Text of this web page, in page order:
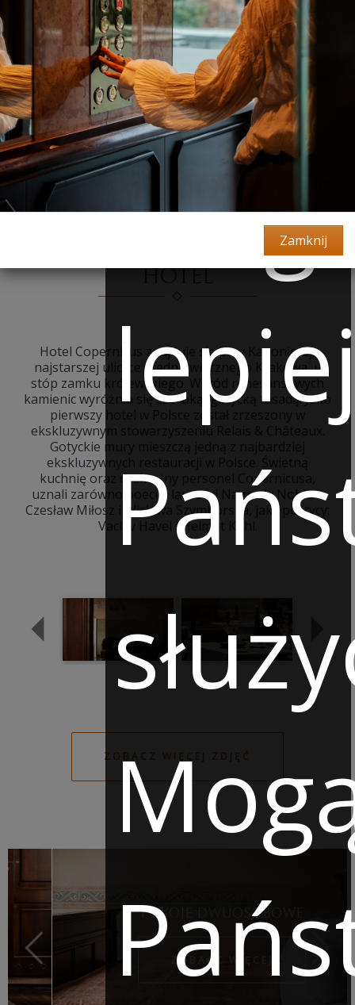
NAJLEPSZE CENY. NAJLEPSZE OFERTY.
BOOK ONLINE
HOTEL COPERNICUS
HOTEL
Hotel Copernicus znajduje się przy Kanoniczej,
najstarszej uliczce średniowiecznego Krakowa, u
stóp zamku królewskiego. Wśród renesansowych
kamienic wyróżnia się szeroką, gotycką fasadą. Jako
pierwszy hotel w Polsce został zrzeszony w
ekskluzywnym stowarzyszeniu Relais & Châteaux.
Gotyckie mury mieszczą jedną z najbardziej
ekskluzywnych restauracji w Polsce. Świetną
kuchnię oraz dyskretny personel Copernicusa,
uznali zarówno poeci – laureaci Nagrody Nobla –
Czesław Miłosz i Wisława Szymborska, jak i politycy:
Vaclav Havel i Helmut Kohl.
ZOBACZ WIĘCEJ ZDJĘĆ
POKOJE DWUOSOBOWE
ZOBACZ WIĘCEJ
Zamknij